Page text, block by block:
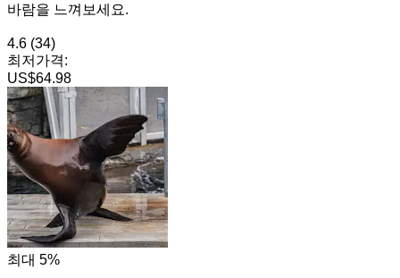
바람을 느껴보세요.
4.6 (34)
최저가격:
US$64.98
최대 5%